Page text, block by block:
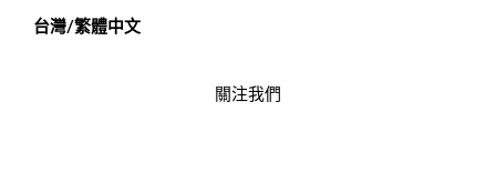
台灣/繁體中文
關注我們